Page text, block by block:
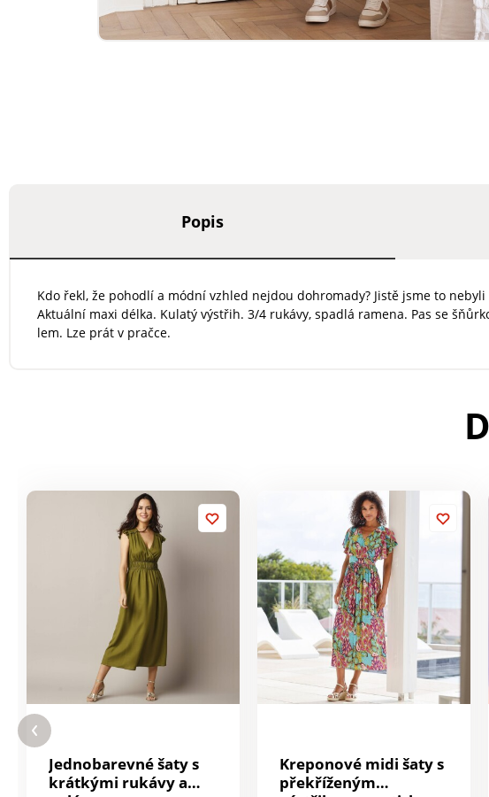
Popis
Kdo řekl, že pohodlí a módní vzhled nejdou dohromady? Jistě jsme to
Aktuální maxi délka. Kulatý výstřih. 3/4 rukávy, spadlá ramena. Pas se
lem. Lze prát v pračce.
Jednobarevné šaty s
krátkými rukávy a
Kreponové midi šaty s
překříženým